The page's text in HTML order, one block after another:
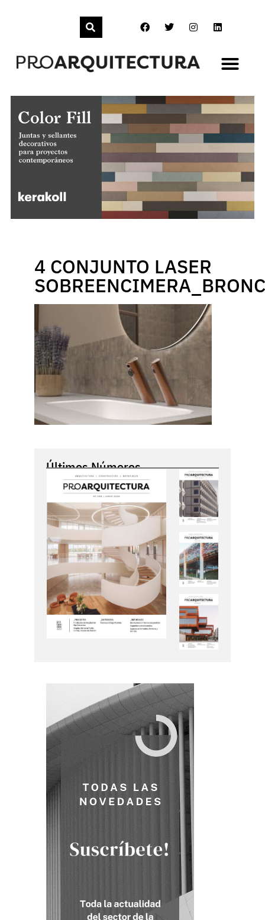
4 CONJUNTO LASER
Últimos Números